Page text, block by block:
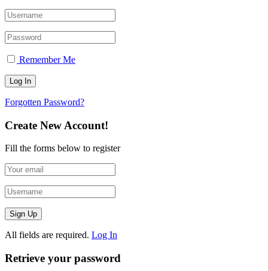
Remember Me
Forgotten Password?
Create New Account!
Fill the forms below to register
All fields are required. Log In
Retrieve your password